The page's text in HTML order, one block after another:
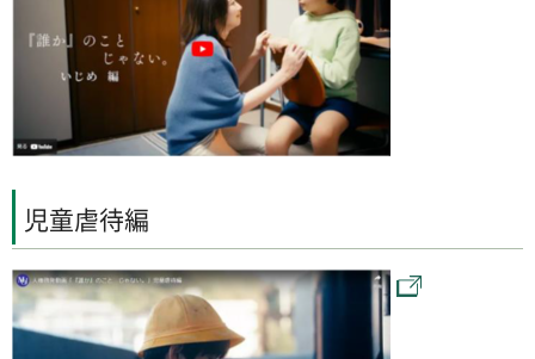
児童虐待編